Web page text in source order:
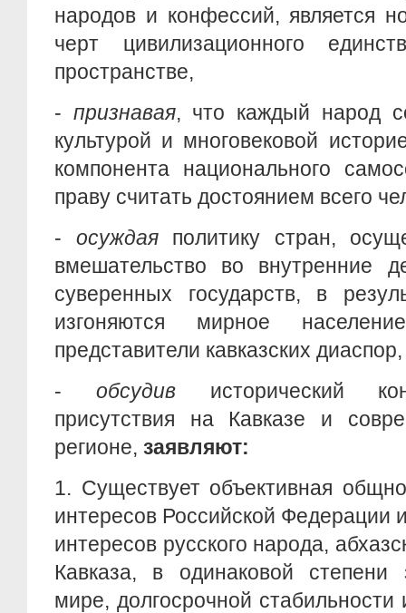
народов и конфессий, является
черт цивилизационного
пространстве,
- признавая, что каждый народ
культурой и многовековой
компонента национального
праву считать достоянием всего
- осуждая политику стран,
вмешательство во внутренние
суверенных государств, в
изгоняются мирное
представители кавказских диаспор,
- обсудивисторический
присутствия на Кавказе и
регионе, заявляют:
1. Существует объективная
интересов Российской Федерации
интересов русского народа,
Кавказа, в одинаковой степени
мире, долгосрочной